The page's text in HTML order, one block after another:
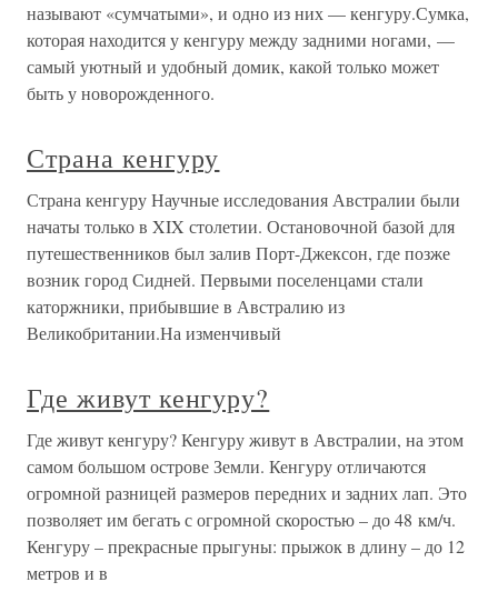
называют «сумчатыми», и одно из них — кенгуру.Сумка,
которая находится у кенгуру между задними ногами, —
самый уютный и удобный домик, какой только может
быть у новорожденного.
Страна кенгуру
Страна кенгуру Научные исследования Австралии были
начаты только в XIX столетии. Остановочной базой для
путешественников был залив Порт-Джексон, где позже
возник город Сидней. Первыми поселенцами стали
каторжники, прибывшие в Австралию из
Великобритании.На изменчивый
Где живут кенгуру?
Где живут кенгуру? Кенгуру живут в Австралии, на этом
самом большом острове Земли. Кенгуру отличаются
огромной разницей размеров передних и задних лап. Это
позволяет им бегать с огромной скоростью – до 48 км/ч.
Кенгуру – прекрасные прыгуны: прыжок в длину – до 12
метров и в